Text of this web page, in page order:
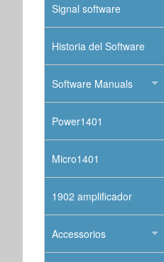
Signal software
Historia del Software
Software Manuals
Power1401
Micro1401
1902 amplificador
Accessorios